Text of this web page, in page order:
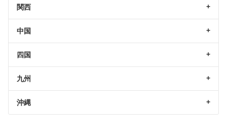
関西
中国
四国
九州
沖縄